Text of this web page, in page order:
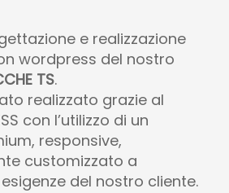
e realizzazione
wordpress del nostro
TS.
realizzato grazie al
con l’utilizzo di un
responsive,
customizzato a
del nostro cliente.